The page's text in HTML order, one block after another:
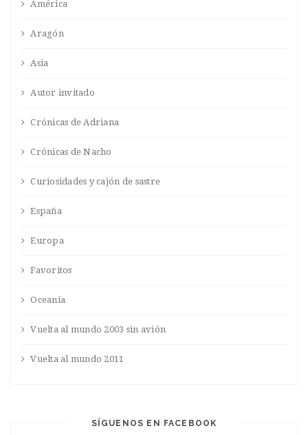
América
Aragón
Asia
Autor invitado
Crónicas de Adriana
Crónicas de Nacho
Curiosidades y cajón de sastre
España
Europa
Favoritos
Oceanía
Vuelta al mundo 2003 sin avión
Vuelta al mundo 2011
SÍGUENOS EN FACEBOOK